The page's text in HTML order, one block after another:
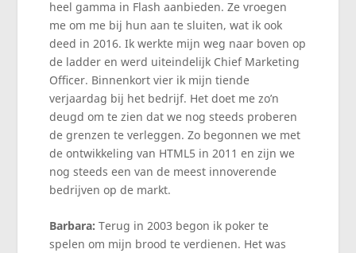
heel gamma in Flash aanbieden. Ze vroegen
me om me bij hun aan te sluiten, wat ik ook
deed in 2016. Ik werkte mijn weg naar boven op
de ladder en werd uiteindelijk Chief Marketing
Officer. Binnenkort vier ik mijn tiende
verjaardag bij het bedrijf. Het doet me zo’n
deugd om te zien dat we nog steeds proberen
de grenzen te verleggen. Zo begonnen we met
de ontwikkeling van HTML5 in 2011 en zijn we
nog steeds een van de meest innoverende
bedrijven op de markt.
Barbara:Terug in 2003 begon ik poker te
spelen om mijn brood te verdienen. Het was